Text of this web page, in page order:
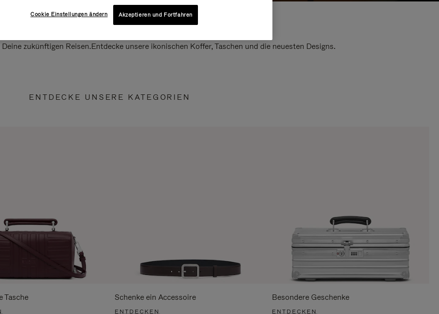
zukünftigen Reisen.Entdecke unsere ikonischen Koffer, Taschen und die neuesten Designs.
ENTDECKE UNSERE KATEGORIEN
Tasche Schenke ein Accessoire
ENTDECKEN
Besondere Geschenke
ENTDECKEN
Cookie Einstellungen ändern Akzeptieren und Fortfahren